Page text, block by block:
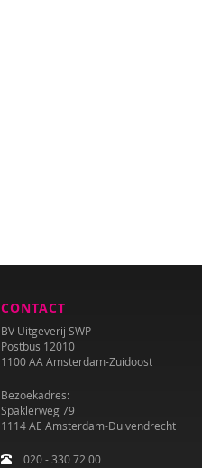
CONTACT
BV Uitgeverij SWP
Postbus 12010
1100 AA Amsterdam-Zuidoost
Bezoekadres:
Spaklerweg 79
1114 AE Amsterdam-Duivendrecht
020 - 330 72 00